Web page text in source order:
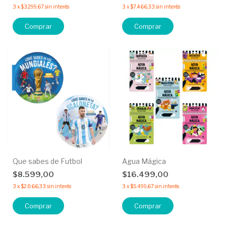
3 x$3.299,67sin interés
Comprar
3 x$7.466,33 sin interés
Comprar
Que sabes de Futbol
$8.599,00
3 x$2.866,33 sin interés
Comprar
Agua Mágica
$16.499,00
3 x$5.499,67sin interés
Comprar